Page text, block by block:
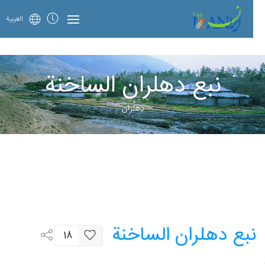
العربية
نبع دهلران الساخنة
دِهلُران
نبع دهلران الساخنة 18